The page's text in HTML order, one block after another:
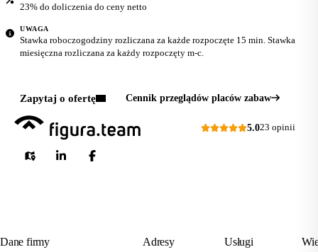
23% do doliczenia do ceny netto
UWAGA
Stawka roboczogodziny rozliczana za każde rozpoczęte 15 min. Stawka
miesięczna rozliczana za każdy rozpoczęty m-c.
Zapytaj o ofertę Cennik przeglądów placów zabaw
5.023 opinii
Dane firmy Adresy
Usługi